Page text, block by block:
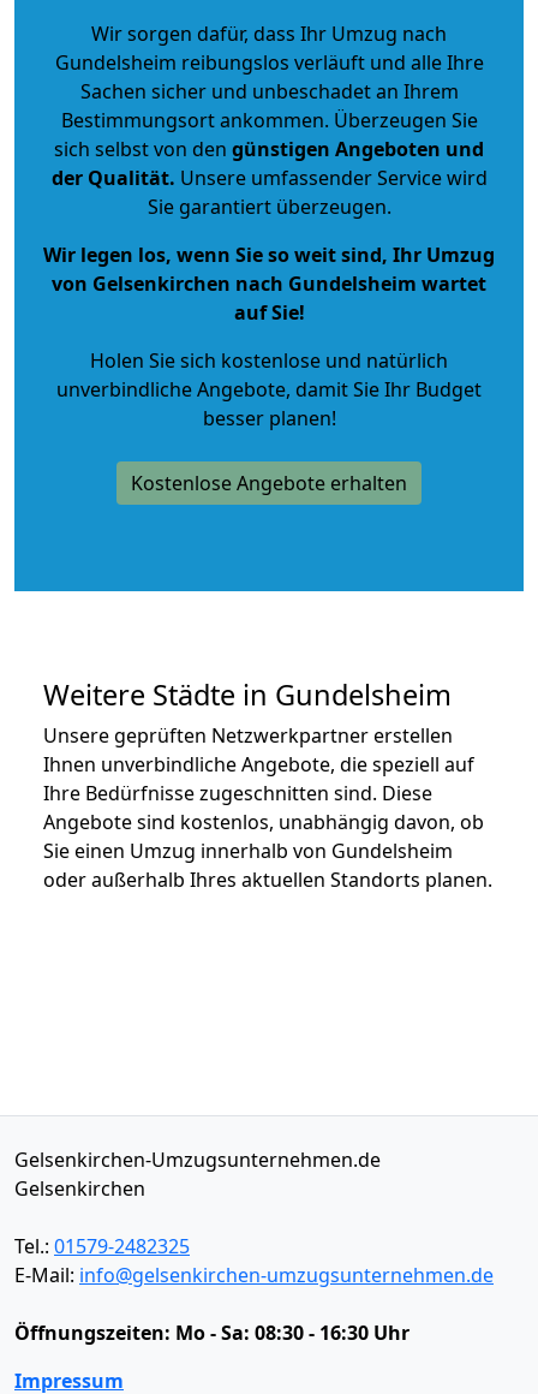
Wir sorgen dafür, dass Ihr Umzug nach
Gundelsheim reibungslos verläuft und alle Ihre
Sachen sicher und unbeschadet an Ihrem
Bestimmungsort ankommen. Überzeugen Sie
sich selbst von den günstigen Angeboten und
der Qualität. Unsere umfassender Service wird
Sie garantiert überzeugen.
Wir legen los, wenn Sie so weit sind, Ihr Umzug
von Gelsenkirchen nach Gundelsheim wartet
auf Sie!
Holen Sie sich kostenlose und natürlich
unverbindliche Angebote, damit Sie Ihr Budget
besser planen!
Kostenlose Angebote erhalten
Weitere Städte in Gundelsheim
Unsere geprüften Netzwerkpartner erstellen
Ihnen unverbindliche Angebote, die speziell auf
Ihre Bedürfnisse zugeschnitten sind. Diese
Angebote sind kostenlos, unabhängig davon, ob
Sie einen Umzug innerhalb von Gundelsheim
oder außerhalb Ihres aktuellen Standorts planen.
Gelsenkirchen-Umzugsunternehmen.de
Gelsenkirchen
Tel.: 01579-2482325
E-Mail: info@gelsenkirchen-umzugsunternehmen.de
Öffnungszeiten: Mo - Sa: 08:30 - 16:30 Uhr
Impressum